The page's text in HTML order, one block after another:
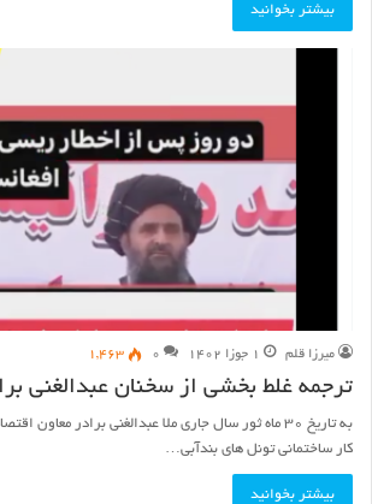
بیشتر بخوانید
میرزا قلم ۱ جوزا ۱۴۰۲ ۰ ۱,۴۶۳
ترجمه غلط بخشی از سخنان عبدالغنی
به تاریخ ۳۰ ماه ثور سال جاری ملا عبدالغنی برادر معاون
کار ساختمانی تونل های بندآبی…
بیشتر بخوانید